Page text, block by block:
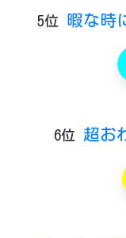
5位 暇な時
6位 超お